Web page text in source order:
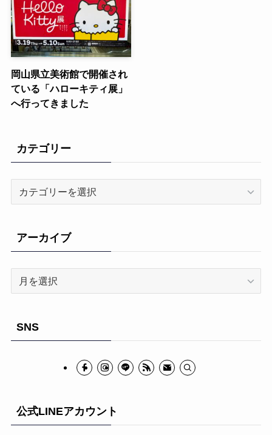
岡山県立美術館で開催され
ている「ハローキティ展」
へ行ってきました
カテゴリー
リ
ー
アーカイブ
SNS
公式LINEアカウント